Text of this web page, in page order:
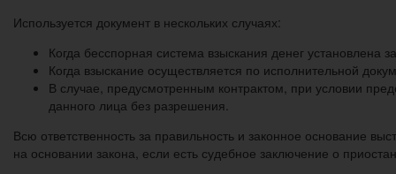
Используется документ в нескольких случаях:
Когда бесспорная система взыскания денег
Когда взыскание осуществляется по исполнительной
В случае, предусмотренным контрактом, при условии
данного лица без разрешения.
Всю ответственность за правильность и законное основание
на основании закона, если есть судебное заключение о